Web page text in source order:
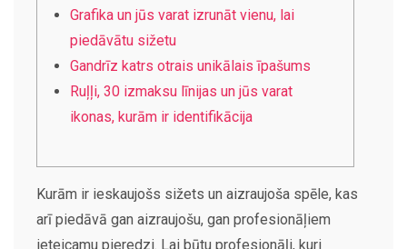
Grafika un jūs varat izrunāt vienu, lai
piedāvātu sižetu
Gandrīz katrs otrais unikālais īpašums
Ruļļi, 30 izmaksu līnijas un jūs varat
ikonas, kurām ir identifikācija
Kurām ir ieskaujošs sižets un aizraujoša spēle, kas
arī piedāvā gan aizraujošu, gan profesionāļiem
ieteicamu pieredzi. Lai būtu profesionāļi, kuri